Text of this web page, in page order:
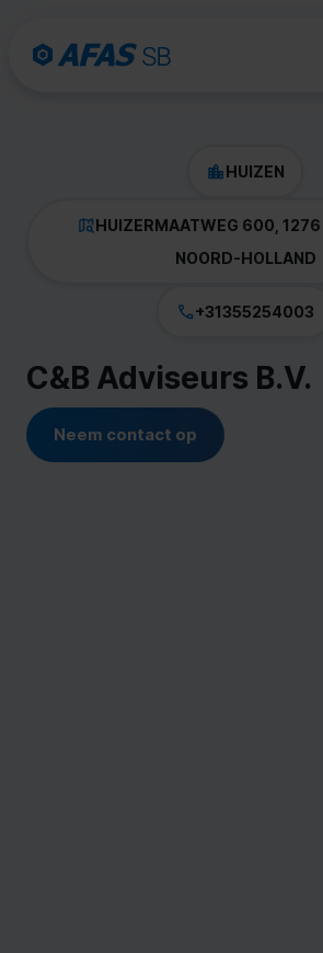
HUIZEN
HUIZERMAATWEG 600, 1276
NOORD-HOLLAND
+31355254003
C&B Adviseurs B.V.
Neem contact op